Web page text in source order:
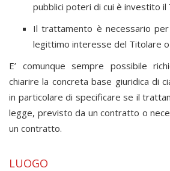
pubblici poteri di cui è investito il
Il trattamento è necessario
legittimo interesse del Titolare
E’ comunque sempre possibile
chiarire la concreta base giuridica di
in particolare di specificare se il
legge, previsto da un contratto o
un contratto.
LUOGO